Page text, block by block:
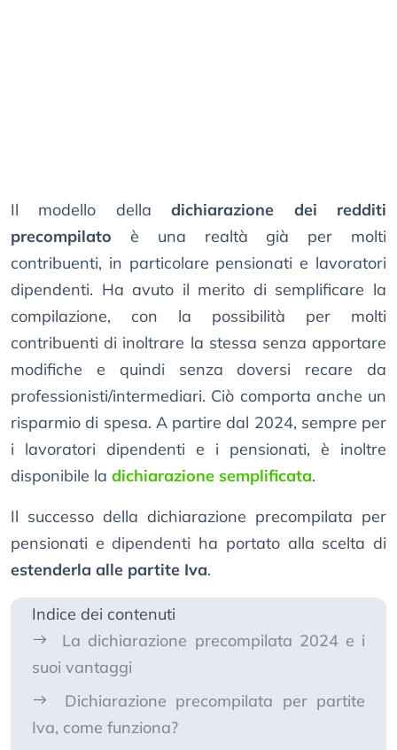
Il modello delladichiarazione dei redditi
precompilato è una realtà già per molti
contribuenti, in particolare pensionati e lavoratori
dipendenti. Ha avuto il merito di semplificare la
compilazione, con la possibilità per molti
contribuenti di inoltrare la stessa senza apportare
modifiche e quindi senza doversi recare da
professionisti/intermediari. Ciò comporta anche un
risparmio di spesa. A partire dal 2024, sempre per
i lavoratori dipendenti e i pensionati, è inoltre
disponibile la dichiarazione semplificata.
Il successo della dichiarazione precompilata per
pensionati e dipendenti ha portato alla scelta di
estenderla alle partite Iva.
Indice dei contenuti
La dichiarazione precompilata 2024 e i
suoi vantaggi
Dichiarazione precompilata per partite
Iva, come funziona?